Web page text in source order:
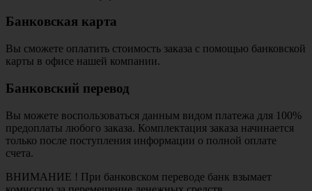
Банковская карта
Вы сможете оплатить стоимость заказа с помощью банковской
карты в офисе нашей компании.
Банковский перевод
Вы можете воспользоваться данным видом платежа для 100%
предоплаты любого заказа. Комплектация заказа начинается
только после поступления информации о полной оплате
счета.
ВНИМАНИЕ ! При банковском переводе банк взымает